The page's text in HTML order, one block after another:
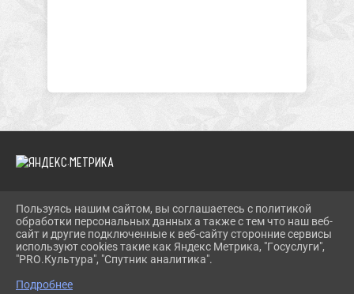
2026 Г. TROIMUZEI.RU
ВХОД
КАРТА САЙТА
ПОЛИТИКА ОБРАБОТКИ ПЕРСОНАЛЬНЫХ ДАННЫХ
СДЕЛАНО НА KUBCMS
Пользуясь нашим сайтом, вы соглашаетесь с политикой
обработки персональных данных а также с тем что наш веб-
сайт и другие подключенные к веб-сайту сторонние сервисы
используют cookies такие как Яндекс Метрика, "Госуслуги",
"PRO.Культура", "Спутник аналитика".
Подробнее